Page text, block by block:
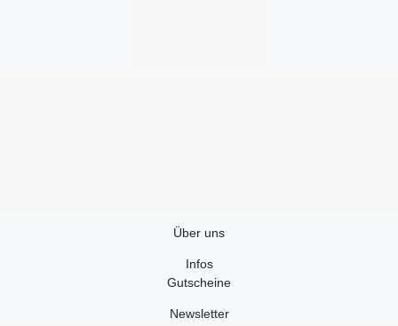
Über uns
Infos
Gutscheine
Newsletter